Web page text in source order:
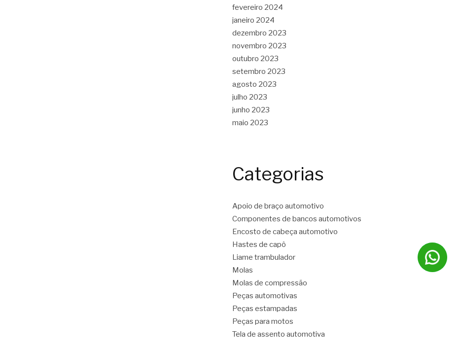
fevereiro 2024
janeiro 2024
dezembro 2023
novembro 2023
outubro 2023
setembro 2023
agosto 2023
julho 2023
junho 2023
maio 2023
Categorias
Apoio de braço automotivo
Componentes de bancos automotivos
Encosto de cabeça automotivo
Hastes de capô
Liame trambulador
Molas
Molas de compressão
Peças automotivas
Peças estampadas
Peças para motos
Tela de assento automotiva